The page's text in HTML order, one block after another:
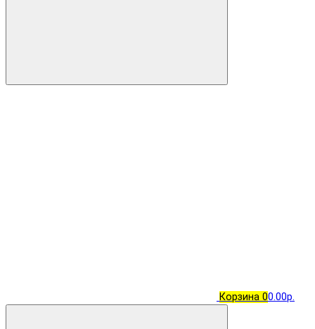
Корзина 00.00р.